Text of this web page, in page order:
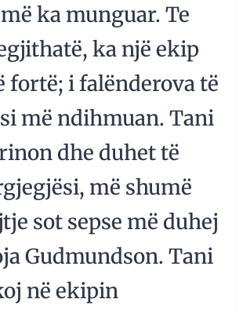
ka munguar. Te
ka një ekip
fortë; i falënderova të
më ndihmuan. Tani
dhe duhet të
më shumë
sot sepse më duhej
Gudmundson. Tani
në ekipin